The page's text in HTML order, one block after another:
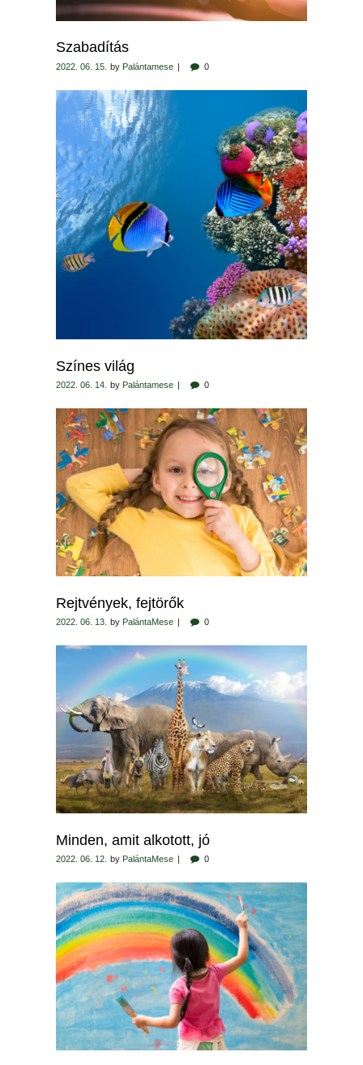
Szabadítás
2022. 06. 15. by Palántamese 0
Színes világ
2022. 06. 14. by Palántamese 0
Rejtvények, fejtörők
2022. 06. 13. by PalántaMese 0
Minden, amit alkotott, jó
2022. 06. 12. by PalántaMese 0